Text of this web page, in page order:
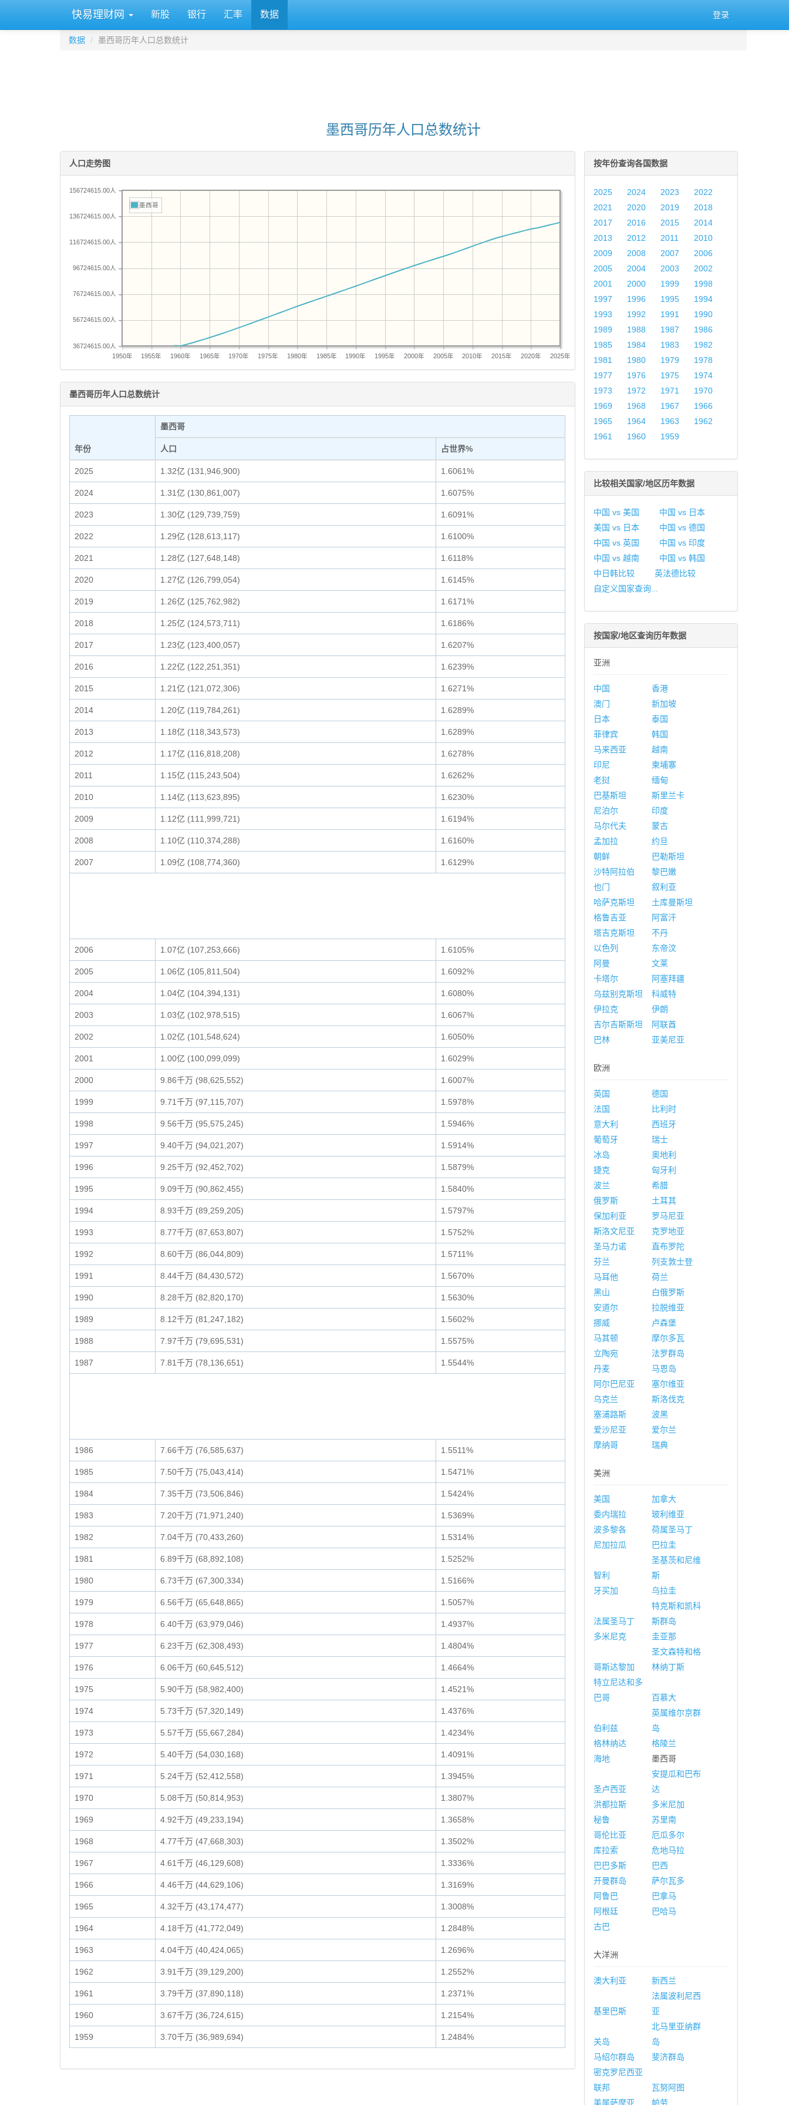
快易理财网 新股 银行 汇率 数据 登录
数据 墨西哥历年人口总数统计
墨西哥历年人口总数统计
人口走势图
1950年 1955年 1960年 1965年 1970年 1975年 1980年 1985年 1990年 1995年 2000年 2005年 2010年 2015年 2020年 2025年
36724615.00人
56724615.00人
76724615.00人
96724615.00人
116724615.00人
136724615.00人
156724615.00人
墨西哥
墨西哥历年人口总数统计
年份
墨西哥
人口 占世界%
2025 1.32亿 (131,946,900) 1.6061%
2024 1.31亿 (130,861,007) 1.6075%
2023 1.30亿 (129,739,759) 1.6091%
2022 1.29亿 (128,613,117) 1.6100%
2021 1.28亿 (127,648,148) 1.6118%
2020 1.27亿 (126,799,054) 1.6145%
2019 1.26亿 (125,762,982) 1.6171%
2018 1.25亿 (124,573,711) 1.6186%
2017 1.23亿 (123,400,057) 1.6207%
2016 1.22亿 (122,251,351) 1.6239%
2015 1.21亿 (121,072,306) 1.6271%
2014 1.20亿 (119,784,261) 1.6289%
2013 1.18亿 (118,343,573) 1.6289%
2012 1.17亿 (116,818,208) 1.6278%
2011 1.15亿 (115,243,504) 1.6262%
2010 1.14亿 (113,623,895) 1.6230%
2009 1.12亿 (111,999,721) 1.6194%
2008 1.10亿 (110,374,288) 1.6160%
2007 1.09亿 (108,774,360) 1.6129%
2006 1.07亿 (107,253,666) 1.6105%
2005 1.06亿 (105,811,504) 1.6092%
2004 1.04亿 (104,394,131) 1.6080%
2003 1.03亿 (102,978,515) 1.6067%
2002 1.02亿 (101,548,624) 1.6050%
2001 1.00亿 (100,099,099) 1.6029%
2000 9.86千万 (98,625,552) 1.6007%
1999 9.71千万 (97,115,707) 1.5978%
1998 9.56千万 (95,575,245) 1.5946%
1997 9.40千万 (94,021,207) 1.5914%
1996 9.25千万 (92,452,702) 1.5879%
1995 9.09千万 (90,862,455) 1.5840%
1994 8.93千万 (89,259,205) 1.5797%
1993 8.77千万 (87,653,807) 1.5752%
1992 8.60千万 (86,044,809) 1.5711%
1991 8.44千万 (84,430,572) 1.5670%
1990 8.28千万 (82,820,170) 1.5630%
1989 8.12千万 (81,247,182) 1.5602%
1988 7.97千万 (79,695,531) 1.5575%
1987 7.81千万 (78,136,651) 1.5544%
1986 7.66千万 (76,585,637) 1.5511%
1985 7.50千万 (75,043,414) 1.5471%
1984 7.35千万 (73,506,846) 1.5424%
1983 7.20千万 (71,971,240) 1.5369%
1982 7.04千万 (70,433,260) 1.5314%
1981 6.89千万 (68,892,108) 1.5252%
1980 6.73千万 (67,300,334) 1.5166%
1979 6.56千万 (65,648,865) 1.5057%
1978 6.40千万 (63,979,046) 1.4937%
1977 6.23千万 (62,308,493) 1.4804%
1976 6.06千万 (60,645,512) 1.4664%
1975 5.90千万 (58,982,400) 1.4521%
1974 5.73千万 (57,320,149) 1.4376%
1973 5.57千万 (55,667,284) 1.4234%
1972 5.40千万 (54,030,168) 1.4091%
1971 5.24千万 (52,412,558) 1.3945%
1970 5.08千万 (50,814,953) 1.3807%
1969 4.92千万 (49,233,194) 1.3658%
1968 4.77千万 (47,668,303) 1.3502%
1967 4.61千万 (46,129,608) 1.3336%
1966 4.46千万 (44,629,106) 1.3169%
1965 4.32千万 (43,174,477) 1.3008%
1964 4.18千万 (41,772,049) 1.2848%
1963 4.04千万 (40,424,065) 1.2696%
1962 3.91千万 (39,129,200) 1.2552%
1961 3.79千万 (37,890,118) 1.2371%
1960 3.67千万 (36,724,615) 1.2154%
1959 3.70千万 (36,989,694) 1.2484%
按年份查询各国数据
2025 2024 2023
2022
2021
2020 2019
2018
2017
2016 2015
2014
2013
2012 2011
2010
2009
2008 2007
2006
2005
2004 2003
2002
2001
2000 1999
1998
1997
1996 1995
1994
1993
1992 1991
1990
1989
1988 1987
1986
1985
1984 1983
1982
1981
1980 1979
1978
1977
1976 1975
1974
1973
1972 1971
1970
1969
1968 1967
1966
1965
1964 1963
1962
1961
1960 1959
比较相关国家/地区历年数据
中国 vs 美国
中国 vs 日本
美国 vs 日本
中国 vs 德国
中国 vs 英国
中国 vs 印度
中国 vs 越南
中国 vs 韩国
中日韩比较
英法德比较
自定义国家查询...
按国家/地区查询历年数据
亚洲
中国
香港
澳门
新加坡
日本
泰国
菲律宾
韩国
马来西亚
越南
印尼
柬埔寨
老挝
缅甸
巴基斯坦
斯里兰卡
尼泊尔
印度
马尔代夫
蒙古
孟加拉
约旦
朝鲜
巴勒斯坦
沙特阿拉伯
黎巴嫩
也门
叙利亚
哈萨克斯坦
土库曼斯坦
格鲁吉亚
阿富汗
塔吉克斯坦
不丹
以色列
东帝汶
阿曼
文莱
卡塔尔
阿塞拜疆
乌兹别克斯坦
科威特
伊拉克
伊朗
吉尔吉斯斯坦
阿联酋
巴林
亚美尼亚
欧洲
英国
德国
法国
比利时
意大利
西班牙
葡萄牙
瑞士
冰岛
奥地利
捷克
匈牙利
波兰
希腊
俄罗斯
土耳其
保加利亚
罗马尼亚
斯洛文尼亚
克罗地亚
圣马力诺
直布罗陀
芬兰
列支敦士登
马耳他
荷兰
黑山
白俄罗斯
安道尔
拉脱维亚
挪威
卢森堡
马其顿
摩尔多瓦
立陶宛
法罗群岛
丹麦
马恩岛
阿尔巴尼亚
塞尔维亚
乌克兰
斯洛伐克
塞浦路斯
波黑
爱沙尼亚
爱尔兰
摩纳哥
瑞典
美洲
美国
加拿大
委内瑞拉
玻利维亚
波多黎各
荷属圣马丁
尼加拉瓜
巴拉圭
智利
圣基茨和尼维
斯
牙买加
乌拉圭
法属圣马丁
特克斯和凯科
斯群岛
多米尼克
圭亚那
哥斯达黎加
圣文森特和格
林纳丁斯
特立尼达和多
巴哥
百慕大
伯利兹
英属维尔京群
岛
格林纳达
格陵兰
海地
墨西哥
圣卢西亚
安提瓜和巴布
达
洪都拉斯
多米尼加
秘鲁
苏里南
哥伦比亚
厄瓜多尔
库拉索
危地马拉
巴巴多斯
巴西
开曼群岛
萨尔瓦多
阿鲁巴
巴拿马
阿根廷
巴哈马
古巴
大洋洲
澳大利亚 新西兰
基里巴斯
法属波利尼西
亚
关岛
北马里亚纳群
岛
马绍尔群岛
斐济群岛
密克罗尼西亚
联邦
瓦努阿图
美属萨摩亚
帕劳